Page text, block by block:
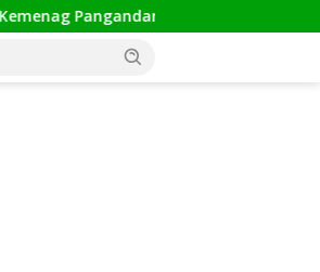
Apresiasi Rakor dan Capacity